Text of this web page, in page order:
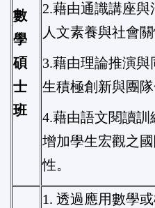
數
學
碩
士
班
2.藉由通識講座
人文素養與社會關
3.藉由理論推演
生積極創新與團隊
4.藉由語文閱讀
增加學生宏觀之
性。
1. 透過應用數學